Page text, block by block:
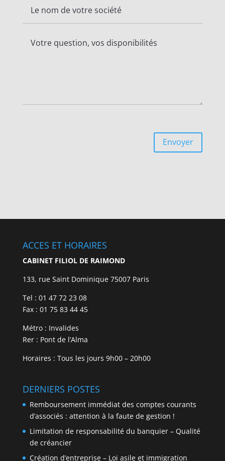
Envoyer
ACCES ET HORAIRES
CABINET FILIOL DE RAIMOND
133, rue Saint Dominique 75007 Paris
Tel : 01 47 72 23 08
Fax : 01 75 83 44 45
Métro : Invalides
Rer : Pont de l’Alma
Horaires : Tous les jours 9h00 – 20h00
DERNIERS POSTES
Remboursement immédiat des comptes courants
d’associés : attention à la faute de gestion !
Limitation de responsabilité du banquier – Qualité
de créancier
Création d’entreprise – Loi asile et immigration